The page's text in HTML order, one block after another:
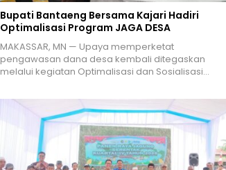
Bupati Bantaeng Bersama Kajari Hadiri
Optimalisasi Program JAGA DESA
MAKASSAR, MN — Upaya memperketat
pengawasan dana desa kembali ditegaskan
melalui kegiatan Optimalisasi dan Sosialisasi…